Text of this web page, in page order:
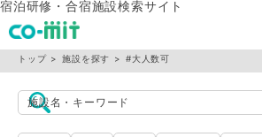
宿泊研修・合宿施設検索サイト
トップ 施設を探す #大人数可
施設名・キーワード